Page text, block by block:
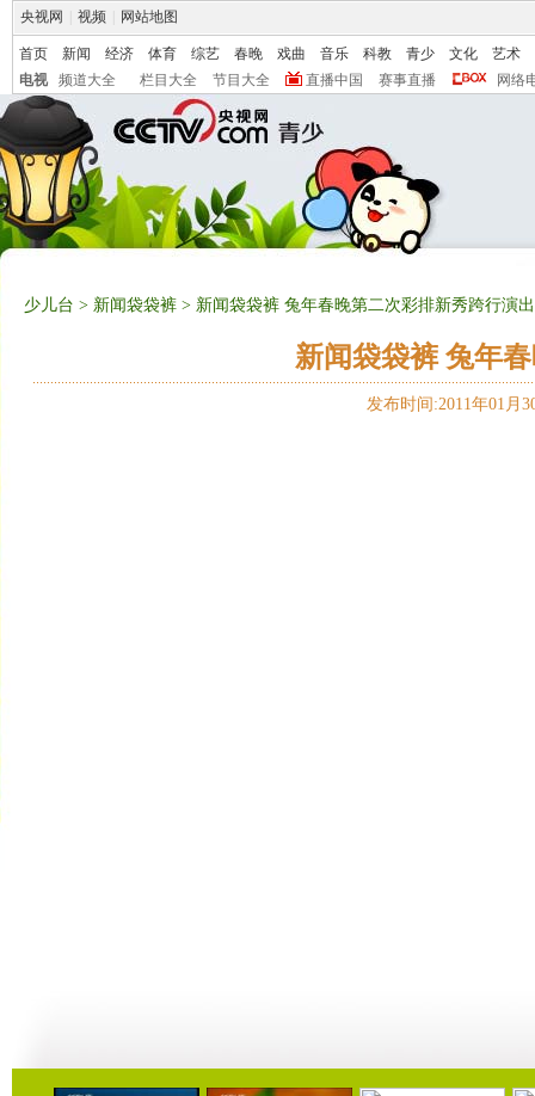
央视网 视频 网站地图
首页 新闻 经济 体育 综艺 春晚 戏曲 音乐 科教 青少 文化
艺术
电视
频道大全 栏目大全 节目大全 直播中国 赛事直播 网络
少儿台 > 新闻袋袋裤 > 新闻袋袋裤 兔年春晚第二次彩排新秀跨行演出
新闻袋袋裤 兔年
发布时间:2011年01月
01:24 01:26 01:21